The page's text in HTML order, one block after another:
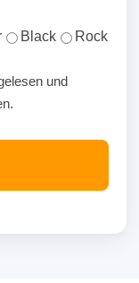
Black Rock
und